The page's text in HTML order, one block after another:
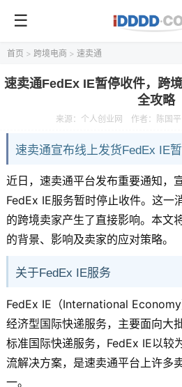
首页 > 跨境电商 > 速卖通
速卖通FedEx IE暂停收件，跨
全攻略
来源： 个人创业网 作者：陈国平
速卖通宣布线上发货FedEx IE
近日，速卖通平台发布重要通知，
FedEx IE服务暂时停止收件。这一
的跨境卖家产生了直接影响。本文
的背景、影响及卖家的应对策略。
关于FedEx IE服务
FedEx IE（International
经济型国际快递服务，主要面向大
标准国际快递服务，FedEx IE以较
流解决方案，是速卖通平台上许多
一。